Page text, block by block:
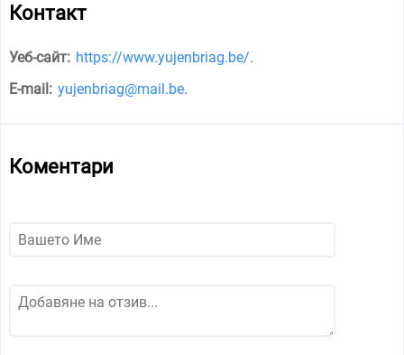
Контакт
Уеб-сайт: https://www.yujenbriag.be/.
E-mail: yujenbriag@mail.be.
Коментари